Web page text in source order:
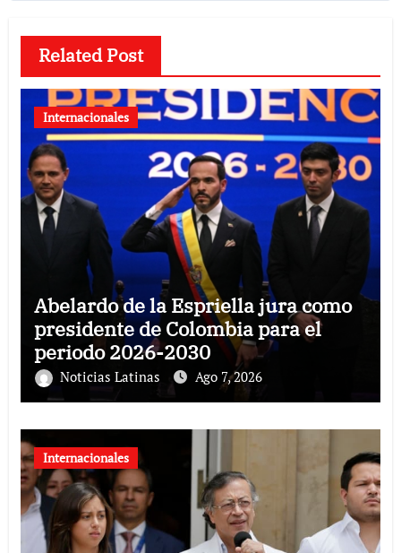
Related Post
Internacionales
Abelardo de la Espriella jura como
presidente de Colombia para el
periodo 2026-2030
Noticias Latinas Ago 7, 2026
Internacionales